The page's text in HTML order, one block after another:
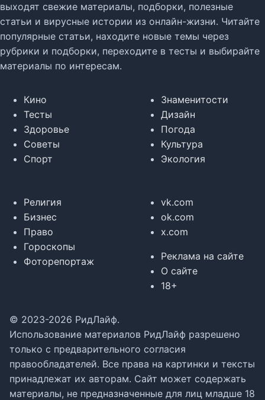
выходят свежие материалы, подборки, полезные
статьи и вирусные истории из онлайн-жизни. Читайте
популярные статьи, находите новые темы через
рубрики и подборки, переходите в тесты и выбирайте
материалы по интересам.
Кино
Тесты
Здоровье
Советы
Спорт
Знаменитости
Дизайн
Погода
Культура
Экология
Религия
Бизнес
Право
Гороскопы
Фоторепортаж
vk.com
ok.com
x.com
Реклама на сайте
О сайте
18+
© 2023-2026 РидЛайф.
Использование материалов РидЛайф разрешено
только с предварительного согласия
правообладателей. Все права на картинки и тексты
принадлежат их авторам. Сайт может содержать
материалы, не предназначенные для лиц младше 18